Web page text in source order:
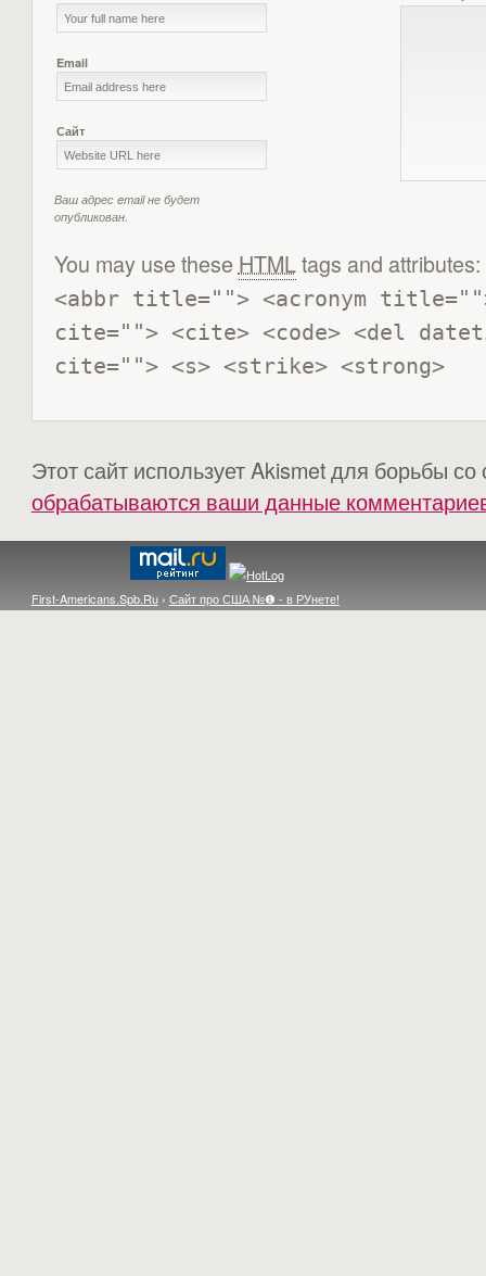
Email
Сайт
Ваш адрес email не будет
опубликован.
You may use these HTMLtags and attributes:
<abbr title=""> <acronym
cite=""> <cite> <code> <del
cite=""> <s> <strike> <strong>
Этот сайт использует Akismet для борьбы
обрабатываются ваши данные
First-Americans.Spb.Ru› Сайт про США №❶ - в РУнете!